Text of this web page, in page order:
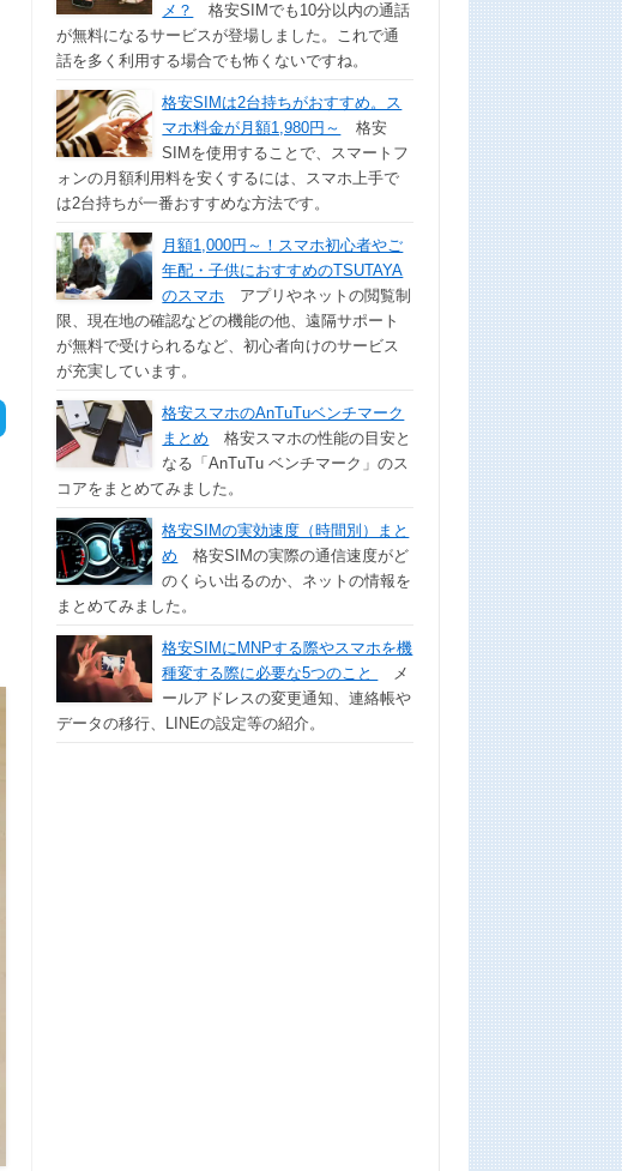
メ？
格安SIMでも10分以内の通話
が無料になるサービスが登場しました。これで通
話を多く利用する場合でも怖くないですね。
格安SIMは2台持ちがおすすめ。ス
マホ料金が月額1,980円～
格安
SIMを使用することで、スマートフ
ォンの月額利用料を安くするには、スマホ上手で
は2台持ちが一番おすすめな方法です。
月額1,000円～！スマホ初心者やご
年配・子供におすすめのTSUTAYA
のスマホ アプリやネットの閲覧制
限、現在地の確認などの機能の他、遠隔サポート
が無料で受けられるなど、初心者向けのサービス
が充実しています。
格安スマホのAnTuTuベンチマーク
まとめ 格安スマホの性能の目安と
なる「AnTuTu ベンチマーク」のス
コアをまとめてみました。
格安SIMの実効速度（時間別）まと
め 格安SIMの実際の通信速度がど
のくらい出るのか、ネットの情報を
まとめてみました。
格安SIMにMNPする際やスマホを機
種変する際に必要な5つのこと
メ
ールアドレスの変更通知、連絡帳や
データの移行、LINEの設定等の紹介。